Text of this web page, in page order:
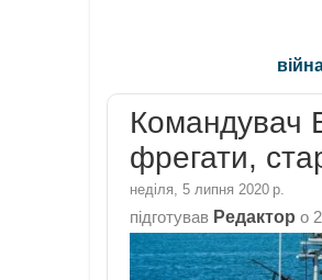
Командувач
фрегати,
неділя, 5 липня 2020 р.
підготував Редактор о